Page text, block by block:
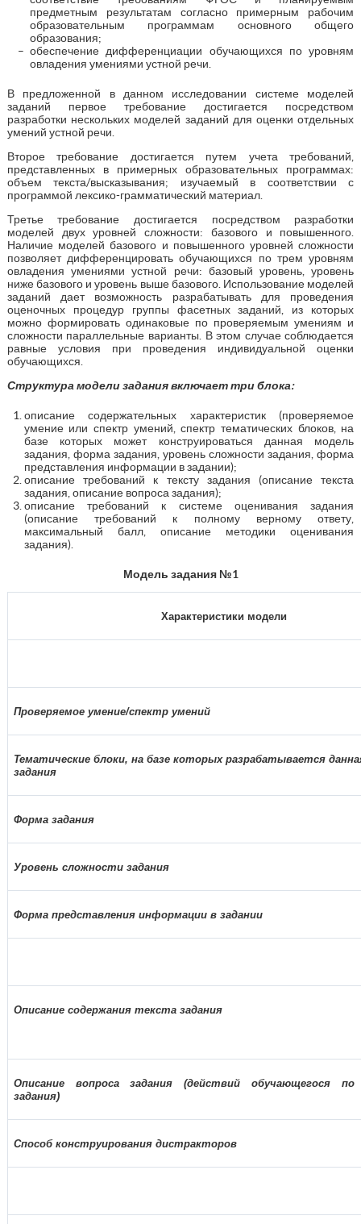
предметным результатам согласно примерным рабочим
образовательным программам основного общего
образования;
обеспечение дифференциации обучающихся по уровням
овладения умениями устной речи.
В предложенной в данном исследовании системе моделей
заданий первое требование достигается посредством
разработки нескольких моделей заданий для оценки отдельных
умений устной речи.
Второе требование достигается путем учета требований,
представленных в примерных образовательных программах:
объем текста/высказывания; изучаемый в соответствии с
программой лексико-грамматический материал.
Третье требование достигается посредством разработки
моделей двух уровней сложности: базового и повышенного.
Наличие моделей базового и повышенного уровней сложности
позволяет дифференцировать обучающихся по трем уровням
овладения умениями устной речи: базовый уровень, уровень
ниже базового и уровень выше базового. Использование моделей
заданий дает возможность разрабатывать для проведения
оценочных процедур группы фасетных заданий, из которых
можно формировать одинаковые по проверяемым умениям и
сложности параллельные варианты. В этом случае соблюдается
равные условия при проведения индивидуальной оценки
обучающихся.
Структура модели задания включает три блока:
описание содержательных характеристик (проверяемое
умение или спектр умений, спектр тематических блоков, на
базе которых может конструироваться данная модель
задания, форма задания, уровень сложности задания, форма
представления информации в задании);
описание требований к тексту задания (описание текста
задания, описание вопроса задания);
описание требований к системе оценивания задания
(описание требований к полному верному ответу,
максимальный балл, описание методики оценивания
задания).
Модель задания №1
Характеристики модели
Проверяемое умение/спектр умений
Тематические блоки, на базе которых разрабатывается
задания
Форма задания
Уровень сложности задания
Форма представления информации в задании
Описание содержания текста задания
Описание вопроса задания (действий обучающегося
задания)
Способ конструирования дистракторов